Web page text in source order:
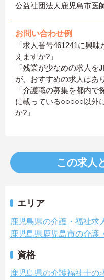
公益社団法人鹿児島市医
お問い合わせ例
「求人番号461241に興
えますか?」
「残業が少なめの求人
が、おすすめの求人はあ
「介護職の募集を都内
に載っている○○○○○以外
か?」
この求人
エリア
鹿児島県の介護・福祉求
鹿児島県鹿児島市の介護
資格
鹿児島県の介護福祉士の